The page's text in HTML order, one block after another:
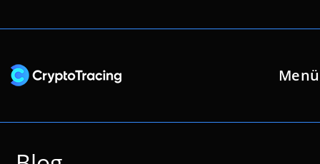
Inhalt
Menü